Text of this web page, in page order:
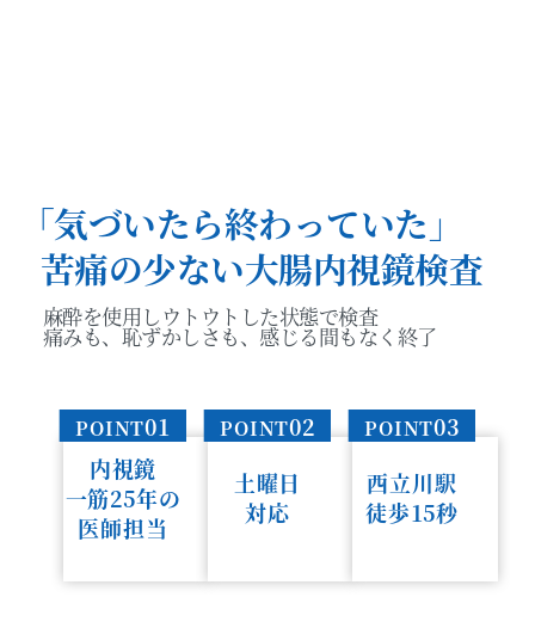
「気づいたら終わっていた」
苦痛の少ない大腸内視鏡検査
麻酔を使用しウトウトした状態で検査
痛みも、恥ずかしさも、感じる間もなく終了
POINT01
内視鏡
一筋25年の
医師担当
POINT02
土曜日
対応
POINT03
西立川駅
徒歩15秒